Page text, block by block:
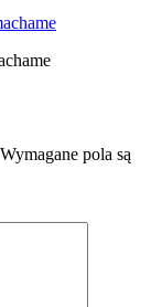
Wymagane pola są